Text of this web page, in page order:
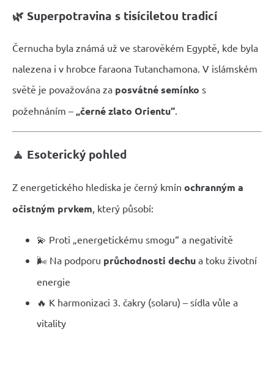
🌿 Superpotravina s tisíciletou tradicí
Černucha byla známá už ve starověkém Egyptě, kde byla
nalezena i v hrobce faraona Tutanchamona. V islámském
světě je považována za posvátné semínko s
požehnáním – „černé zlato Orientu“.
🧘 Esoterický pohled
Z energetického hlediska je černý kmín ochranným a
očistným prvkem , který působí:
💫 Proti „energetickému smogu“ a negativitě
🌬️ Na podporu průchodnosti dechu a toku životní
energie
🔥 K harmonizaci 3. čakry (solaru) – sídla vůle a
vitality